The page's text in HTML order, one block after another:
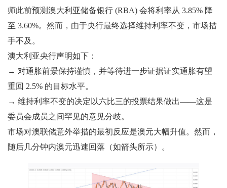
师此前预测澳大利亚储备银行 (RBA) 会将利率从 3.85% 降
至 3.60%。然而，由于央行最终选择维持利率不变，市场措
手不及。
澳大利亚央行声明如下：
→ 对通胀前景保持谨慎，并等待进一步证据证实通胀有望
重回 2.5% 的目标水平。
→ 维持利率不变的决定以六比三的投票结果做出——这是
委员会成员之间罕见的意见分歧。
市场对澳联储意外举措的最初反应是澳元大幅升值。然而，
随后几分钟内澳元迅速回落（如箭头所示）。